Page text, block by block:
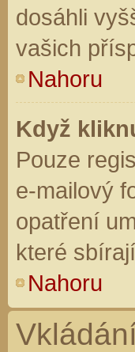
dosáhli
vašich
Nahoru
Když
Pouze
e-mailový
opatření
které
Nahoru